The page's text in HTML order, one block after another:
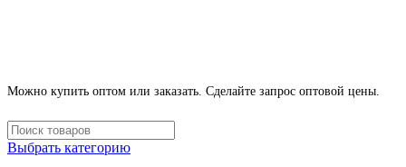
Можно купить оптом или заказать. Сделайте запрос оптовой цены.
Выбрать категорию